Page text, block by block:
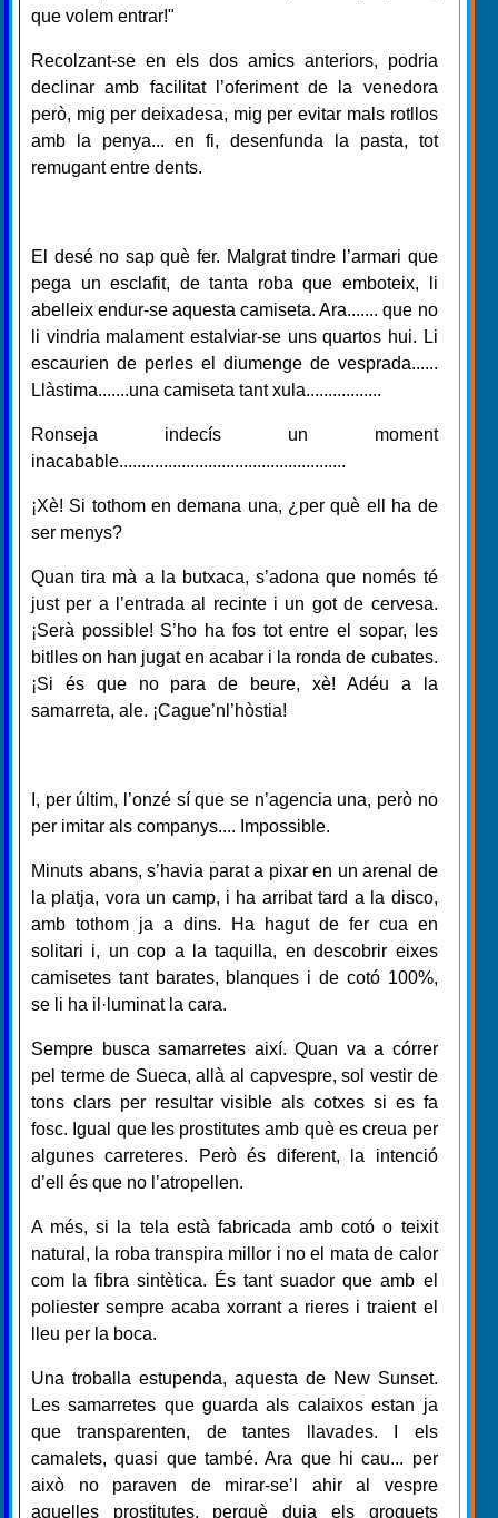
que volem entrar!"
Recolzant-se en els dos amics anteriors, podria
declinar amb facilitat l’oferiment de la venedora
però, mig per deixadesa, mig per evitar mals rotllos
amb la penya... en fi, desenfunda la pasta, tot
remugant entre dents.
El desé no sap què fer. Malgrat tindre l’armari que
pega un esclafit, de tanta roba que emboteix, li
abelleix endur-se aquesta camiseta. Ara....... que no
li vindria malament estalviar-se uns quartos hui. Li
escaurien de perles el diumenge de vesprada......
Llàstima.......una camiseta tant xula.................
Ronseja indecís un moment
inacabable...................................................
¡Xè! Si tothom en demana una, ¿per què ell ha de
ser menys?
Quan tira mà a la butxaca, s’adona que només té
just per a l’entrada al recinte i un got de cervesa.
¡Serà possible! S’ho ha fos tot entre el sopar, les
bitlles on han jugat en acabar i la ronda de cubates.
¡Si és que no para de beure, xè! Adéu a la
samarreta, ale. ¡Cague’nl’hòstia!
I, per últim, l’onzé sí que se n’agencia una, però no
per imitar als companys.... Impossible.
Minuts abans, s’havia parat a pixar en un arenal de
la platja, vora un camp, i ha arribat tard a la disco,
amb tothom ja a dins. Ha hagut de fer cua en
solitari i, un cop a la taquilla, en descobrir eixes
camisetes tant barates, blanques i de cotó 100%,
se li ha il·luminat la cara.
Sempre busca samarretes així. Quan va a córrer
pel terme de Sueca, allà al capvespre, sol vestir de
tons clars per resultar visible als cotxes si es fa
fosc. Igual que les prostitutes amb què es creua per
algunes carreteres. Però és diferent, la intenció
d’ell és que no l’atropellen.
A més, si la tela està fabricada amb cotó o teixit
natural, la roba transpira millor i no el mata de calor
com la fibra sintètica. És tant suador que amb el
poliester sempre acaba xorrant a rieres i traient el
lleu per la boca.
Una troballa estupenda, aquesta de New Sunset.
Les samarretes que guarda als calaixos estan ja
que transparenten, de tantes llavades. I els
camalets, quasi que també. Ara que hi cau... per
això no paraven de mirar-se’l ahir al vespre
aquelles prostitutes, perquè duia els groguets